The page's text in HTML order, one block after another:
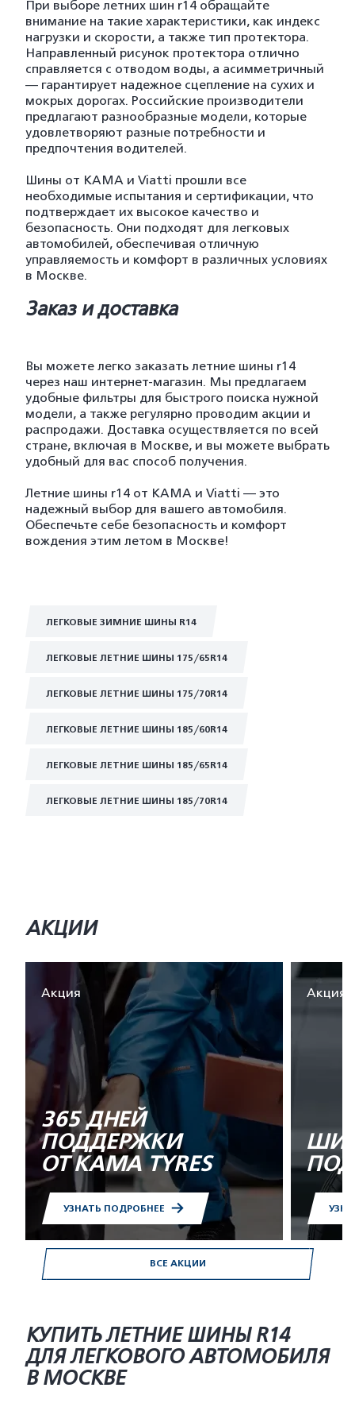
При выборе летних шин r14 обращайте
внимание на такие характеристики, как индекс
нагрузки и скорости, а также тип протектора.
Направленный рисунок протектора отлично
справляется с отводом воды, а асимметричный
— гарантирует надежное сцепление на сухих и
мокрых дорогах. Российские производители
предлагают разнообразные модели, которые
удовлетворяют разные потребности и
предпочтения водителей.
Шины от KAMA и Viatti прошли все
необходимые испытания и сертификации, что
подтверждает их высокое качество и
безопасность. Они подходят для легковых
автомобилей, обеспечивая отличную
управляемость и комфорт в различных условиях
в Москве.
Заказ и доставка
Вы можете легко заказать летние шины r14
через наш интернет-магазин. Мы предлагаем
удобные фильтры для быстрого поиска нужной
модели, а также регулярно проводим акции и
распродажи. Доставка осуществляется по всей
стране, включая в Москве, и вы можете выбрать
удобный для вас способ получения.
Летние шины r14 от KAMA и Viatti — это
надежный выбор для вашего автомобиля.
Обеспечьте себе безопасность и комфорт
вождения этим летом в Москве!
ЛЕГКОВЫЕ ЗИМНИЕ ШИНЫ R14
ЛЕГКОВЫЕ ЛЕТНИЕ ШИНЫ 175/65R14
ЛЕГКОВЫЕ ЛЕТНИЕ ШИНЫ 175/70R14
ЛЕГКОВЫЕ ЛЕТНИЕ ШИНЫ 185/60R14
ЛЕГКОВЫЕ ЛЕТНИЕ ШИНЫ 185/65R14
ЛЕГКОВЫЕ ЛЕТНИЕ ШИНЫ 185/70R14
ВСЕ АКЦИИ
АКЦИИ
Акция
365 ДНЕЙ
ПОДДЕРЖКИ
ОТ KAMA TYRES
УЗНАТЬ ПОДРОБНЕЕ
Акция
КУПИТЬ ЛЕТНИЕ ШИНЫ R14
ДЛЯ ЛЕГКОВОГО АВТОМОБИЛЯ
В МОСКВЕ